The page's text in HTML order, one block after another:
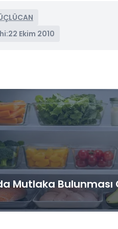
22 Ekim 2010
Mutlaka Bulunması